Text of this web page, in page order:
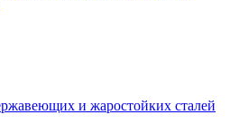
и жаростойких сталей